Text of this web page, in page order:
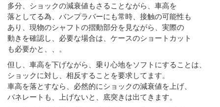
多分、ショックの減衰値もさることながら、車高を
落としてる為、バンプラバーにも常時、接触の可能性も
あり、現物のシャフトの摺動部分を見ながら、実際の
動きを確認し、必要な場合は、ケースのショートカット
も必要かと、、。
但し、車高を下げながら、乗り心地をソフトにすることは、
ショックに対し、相反することを要求してます。
車高を落とすなら、必然的にショックの減衰値を上げ、
バネレートも、上げないと、底突きは出てきます。